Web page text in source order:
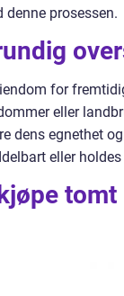
prosessen.
for
eller
dens egnethet
eller
tomt